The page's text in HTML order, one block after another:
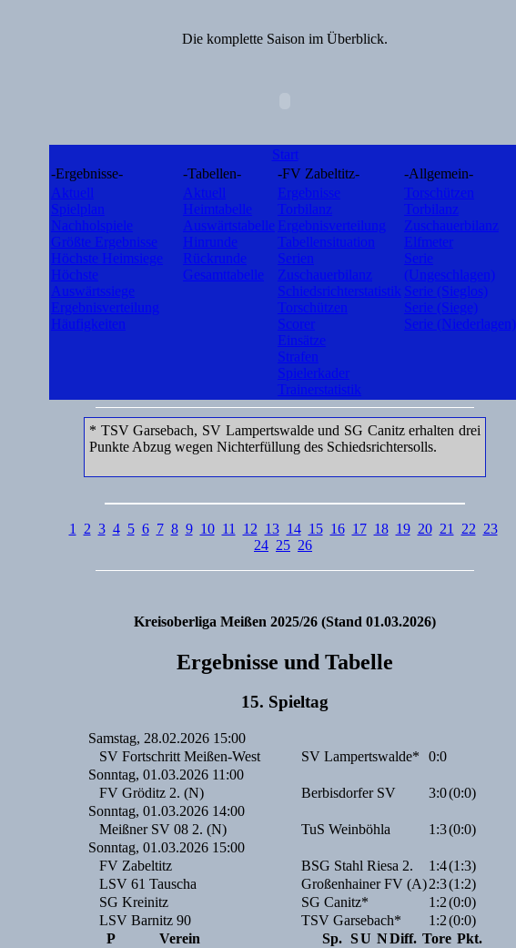
Die komplette Saison im Überblick.
Start
-Ergebnisse-
-Tabellen- -FV Zabeltitz-
-Allgemein-
Aktuell
Spielplan
Nachholspiele
Größte Ergebnisse
Höchste Heimsiege
Höchste
Auswärtssiege
Ergebnisverteilung
Häufigkeiten
Aktuell
Heimtabelle
Auswärtstabelle
Hinrunde
Rückrunde
Gesamttabelle
Ergebnisse
Torbilanz
Ergebnisverteilung
Tabellensituation
Serien
Zuschauerbilanz
Schiedsrichterstatistik
Torschützen
Scorer
Einsätze
Strafen
Spielerkader
Trainerstatistik
Torschützen
Torbilanz
Zuschauerbilanz
Elfmeter
Serie
(Ungeschlagen)
Serie (Sieglos)
Serie (Siege)
Serie (Niederlagen)
* TSV Garsebach, SV Lampertswalde und SG Canitz erhalten drei
Punkte Abzug wegen Nichterfüllung des Schiedsrichtersolls.
1 2 3 4 5 6 7 8 9 10 11 12 13 14 15 16 17 18 19 20 21 22 23
24 25 26
Kreisoberliga Meißen 2025/26 (Stand 01.03.2026)
Ergebnisse und Tabelle
15. Spieltag
Samstag, 28.02.2026 15:00
SV Fortschritt Meißen-West
SV Lampertswalde*
0:0
Sonntag, 01.03.2026 11:00
FV Gröditz 2. (N)
Berbisdorfer SV 3:0(0:0)
Sonntag, 01.03.2026 14:00
Meißner SV 08 2. (N)
TuS Weinböhla 1:3(0:0)
Sonntag, 01.03.2026 15:00
FV Zabeltitz
BSG Stahl Riesa 2. 1:4(1:3)
LSV 61 Tauscha
Großenhainer FV (A)2:3(1:2)
SG Kreinitz
SG Canitz* 1:2(0:0)
LSV Barnitz 90
TSV Garsebach* 1:2(0:0)
P
Verein Sp. SU NDiff. Tore Pkt.